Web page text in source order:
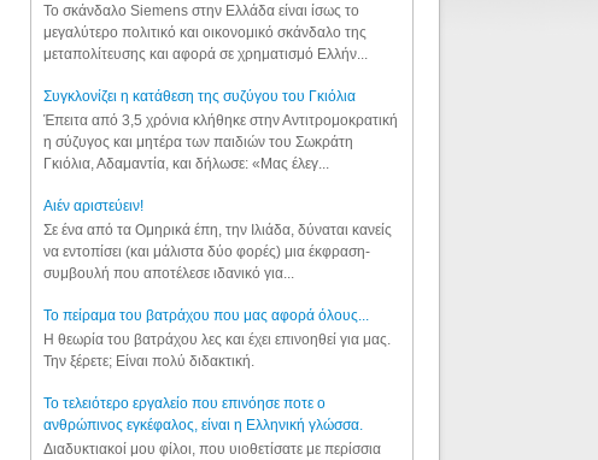
Το σκάνδαλο Siemens στην Ελλάδα είναι ίσως το
μεγαλύτερο πολιτικό και οικονομικό σκάνδαλο της
μεταπολίτευσης και αφορά σε χρηματισμό Ελλήν...
Συγκλονίζει η κατάθεση της συζύγου του Γκιόλια
Έπειτα από 3,5 χρόνια κλήθηκε στην Αντιτρομοκρατική
η σύζυγος και μητέρα των παιδιών του Σωκράτη
Γκιόλια, Αδαμαντία, και δήλωσε: «Μας έλεγ...
Aιέν αριστεύειν!
Σε ένα από τα Ομηρικά έπη, την Ιλιάδα, δύναται κανείς
να εντοπίσει (και μάλιστα δύο φορές) μια έκφραση-
συμβουλή που αποτέλεσε ιδανικό για...
Το πείραμα του βατράχου που μας αφορά όλους...
Η θεωρία του βατράχου λες και έχει επινοηθεί για μας.
Την ξέρετε; Είναι πολύ διδακτική.
Το τελειότερο εργαλείο που επινόησε ποτε ο
ανθρώπινος εγκέφαλος, είναι η Ελληνική γλώσσα.
Διαδυκτιακοί μου φίλοι, που υιοθετίσατε με περίσσια